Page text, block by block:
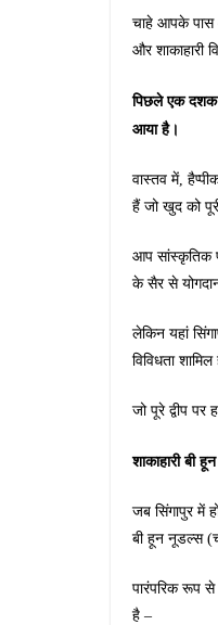
चाहे आपके पास
और शाकाहारी
पिछले एक दशक
आया है।
वास्तव में,
हैं जो खुद को
आप सांस्कृतिक
के सैर से
लेकिन यहां
विविधता
जो पूरे द्वीप
शाकाहारी बी
जब सिंगापुर में
बी हून नूडल्स
पारंपरिक रूप से
है –